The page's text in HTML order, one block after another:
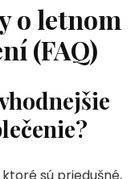
o letnom
(FAQ)